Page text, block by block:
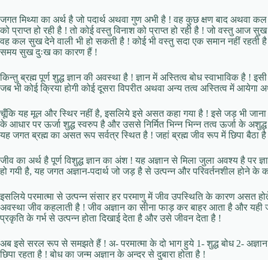
जगत मिथ्या का अर्थ है जो पदार्थ अथवा गुण अभी है ! वह कुछ क्षण बाद अथवा
को प्राप्त हो रही है ! तो कोई वस्तु विनाश को प्राप्त हो रही है ! जो वस्तु
वह कल सुख देने वाली भी हो सकती है ! कोई भी वस्तु सदा एक समान नहीं
समय सुख दुःख का कारण हैं !
किन्तु ब्रह्म पूर्ण शुद्ध ज्ञान की अवस्था है ! ज्ञान में अस्तित्व बोध स्वाभाविक है !
जब भी कोई क्रिया होगी कोई दूसरा विपरीत अथवा अन्य तत्व अस्तित्व में आयेगा
चूँकि यह मूल और स्थिर नहीं है, इसलिये इसे असत कहा गया है ! इसे जड़ भी
के आधार पर ऊर्जा शुद्ध स्वरुप है और उससे निर्मित भिन्न भिन्न तत्व ऊर्जा के
यह जगत ब्रह्म का असत रूप सर्वत्र स्थित है ! जहां ब्रह्म जीव रूप में छिपा बैठा
जीव का अर्थ है पूर्ण विशुद्ध ज्ञान का अंश ! यह अज्ञान से मिला जुला अवश्य है
हो गयी है, यह जगत अज्ञान-पदार्थ जो जड़ है से उत्पन्न और परिवर्तनशील होने
इसलिये परमात्मा से उत्पन्न संसार हर परमाणु में जीव उपस्थिति के कारण असत
अवस्था जीव कहलाती है ! जीव अज्ञान का सीना फाड़ कर बाहर आता है और
प्रकृति के गर्भ से उत्पन्न होता दिखाई देता है और उसे जीवन देता है !
अब इसे सरल रूप से समझते हैं ! अ- परमात्मा के दो भाग हुये 1- शुद्ध बोध 2- अज्ञान !
छिपा रहता है ! बोध का जन्म अज्ञान के अन्दर से दुबारा होता है !